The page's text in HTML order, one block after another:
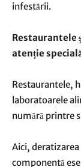
infestării.
Restaurantele
atenție
Restaurantele,
laboratoarele
numără printre
Aici,
componentă